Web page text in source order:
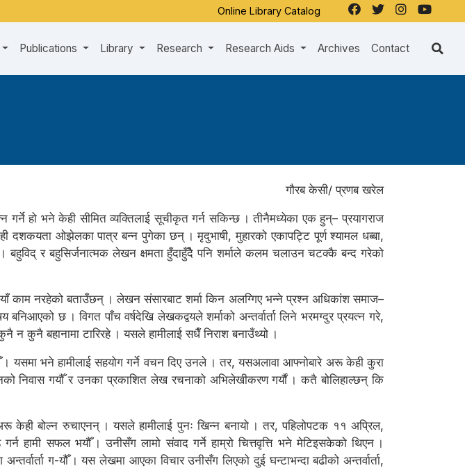
Online Library Catalog
Publications Library Research Research Aids Archives Contact
गौरब केसी/ प्रणब खरेल
गर्ने हो भने केही सीमित व्यक्तिलाई सूचीकृत गर्न सकिन्छ । तीनैमध्येका एक हुन्– प्रयागराज
केही दशकयता ओझेलका पात्र बन्न पुगेका छन् । मृदुभाषी, मुहारको एकापट्टि पूर्ण श्यामल धब्बा,
र बहुसिर्जनात्मक लेखन क्षमता हुँदाहुँदैे पनि शर्माले कलम चलाउन चटक्कै बन्द गरेको
नयाँ काम नरहेको बताउँछन् । लेखन संसारबाट शर्मा किन अलग्गिए भन्ने प्रश्न अधिकांश समाज–
बनिआएको छ । विगत पाँच वर्षदेखि लेखकद्वयले शर्माको अन्तर्वार्ता लिने भरमग्दुर प्रयत्न गरे,
बहानामा टारिरहे । यसले हामीलाई सधैँ निराश बनाउँथ्यो ।
भने हामीलाई सहयोग गर्ने वचन दिए उनले । तर, यसअलावा आफ्नोबारे अरू केही कुरा
निवास गयौँ र उनका प्रकाशित लेख रचनाको अभिलेखीकरण गर्यौं । कतै बोलिहाल्छन् कि
केही बोल्न रुचाएनन् । यसले हामीलाई पुनः खिन्न बनायो । तर, पहिलोपटक ११ अप्रिल,
हामी सफल भयौँ । उनीसँग लामो संवाद गर्ने हाम्रो चित्तवृत्ति भने मेटिइसकेको थिएन ।
ग-यौँ । यस लेखमा आएका विचार उनीसँग लिएको दुई घन्टाभन्दा बढीको अन्तर्वार्ता,